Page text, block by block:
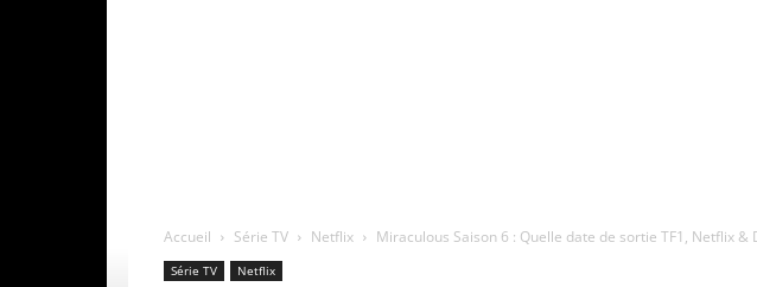
Accueil Série TV Netflix Miraculous Saison 6 : Quelle date de sortie TF1, Netflix &
Série TV Netflix